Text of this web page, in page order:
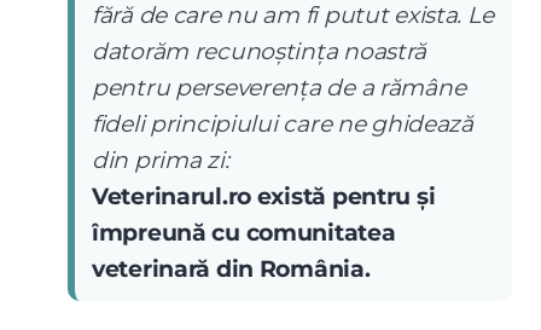
fără de care nu am fi putut exista. Le
datorăm recunoștința noastră
pentru perseverența de a rămâne
fideli principiului care ne ghidează
din prima zi:
Veterinarul.ro există pentru și
împreună cu comunitatea
veterinară din România.